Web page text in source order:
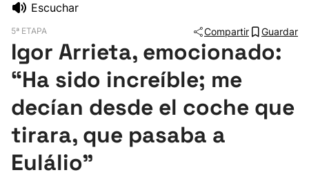
Pelota
Remo
Baloncesto
Escuchar
5ª ETAPA Compartir Guardar
Igor Arrieta, emocionado:
“Ha sido increíble; me
decían desde el coche que
tirara, que pasaba a
Eulálio”